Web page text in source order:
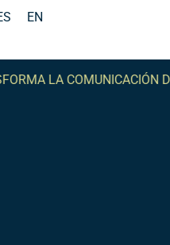
EN
LA COMUNICACIÓN DE TU